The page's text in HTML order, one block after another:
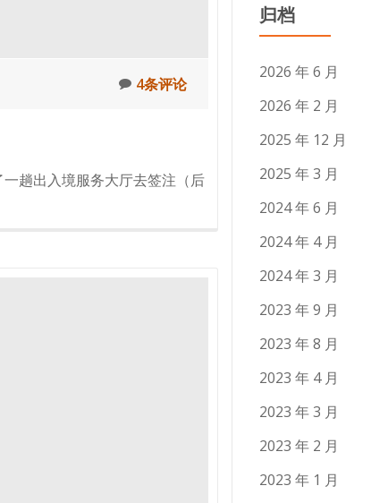
4条评论
趟出入境服务大厅去签注（后
归档
2026 年 6 月
2026 年 2 月
2025 年 12 月
2025 年 3 月
2024 年 6 月
2024 年 4 月
2024 年 3 月
2023 年 9 月
2023 年 8 月
2023 年 4 月
2023 年 3 月
2023 年 2 月
2023 年 1 月